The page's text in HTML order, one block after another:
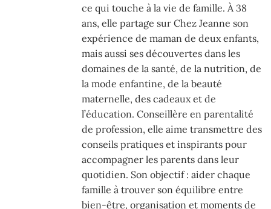
ce qui touche à la vie de famille. À 38
ans, elle partage sur Chez Jeanne son
expérience de maman de deux enfants,
mais aussi ses découvertes dans les
domaines de la santé, de la nutrition, de
la mode enfantine, de la beauté
maternelle, des cadeaux et de
l’éducation. Conseillère en parentalité
de profession, elle aime transmettre des
conseils pratiques et inspirants pour
accompagner les parents dans leur
quotidien. Son objectif : aider chaque
famille à trouver son équilibre entre
bien-être, organisation et moments de